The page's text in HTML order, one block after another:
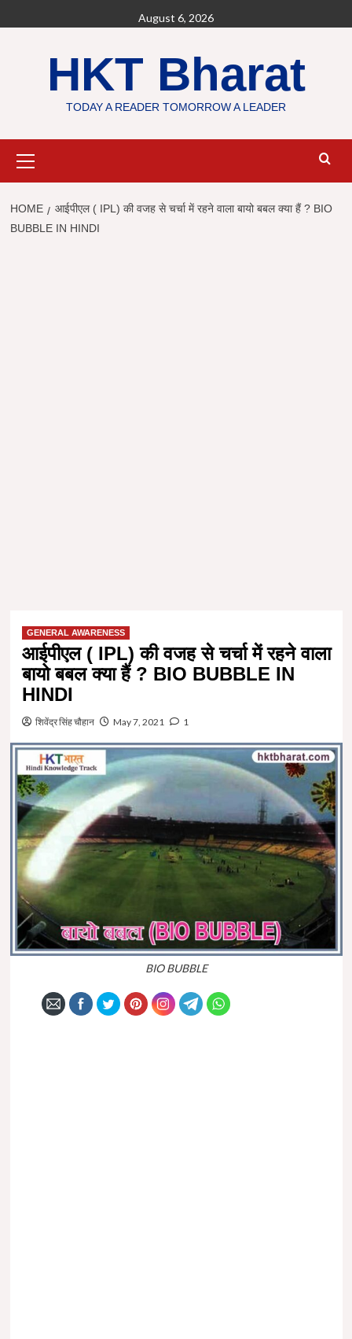
to
August 6, 2026
HKT Bharat
TODAY A READER TOMORROW A LEADER
Menu
HOME
आईपीएल ( IPL) की वजह से चर्चा में रहने वाला बायो बबल क्या हैं ? BIO
BUBBLE IN HINDI
GENERAL AWARENESS
आईपीएल ( IPL) की वजह से चर्चा में रहने वाला
बायो बबल क्या हैं ? BIO BUBBLE IN
HINDI
शिवेंद्र सिंह चौहान May 7, 2021 1
BIO BUBBLE